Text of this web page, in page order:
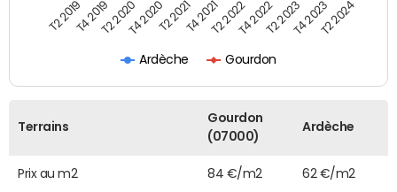
Ardèche Gourdon
T2 2019T4 2019T2 2020T4 2020T2 2021T4 2021T2 2022T4 2022T2 2023T4 2023T2 2024
Terrains
Gourdon
(07000)
Ardèche
Prix au m2 84 €/m2 62 €/m2